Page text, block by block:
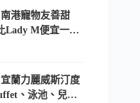
港寵物友善甜
Lady M便宜一半
蘭力麗威斯汀度
、泳池、兒童